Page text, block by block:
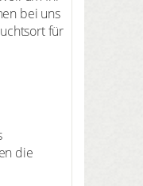
bei uns
für
die